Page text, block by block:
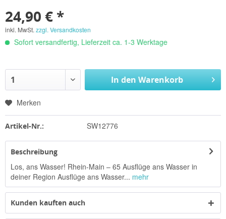
24,90 € *
inkl. MwSt. zzgl. Versandkosten
Sofort versandfertig, Lieferzeit ca. 1-3 Werktage
In denWarenkorb
Merken
Artikel-Nr.: SW12776
Beschreibung
Los, ans Wasser! Rhein-Main – 65 Ausflüge ans Wasser in
deiner Region Ausflüge ans Wasser... mehr
Kunden kauften auch